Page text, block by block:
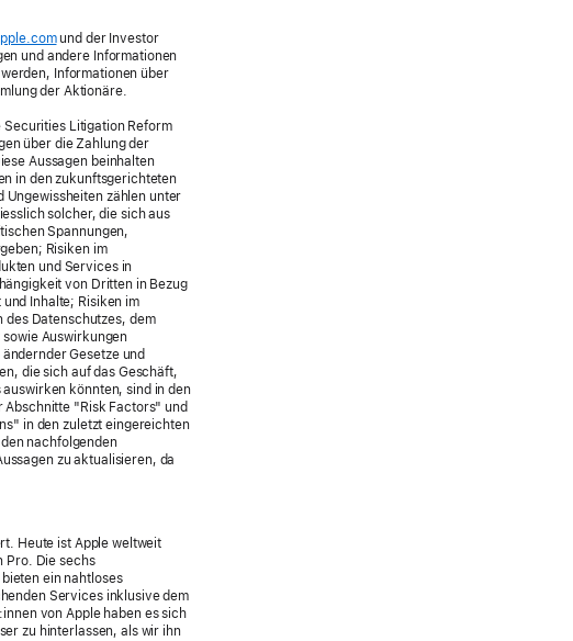
und der Investor
und andere Informationen
Informationen über
der Aktionäre.
Securities Litigation Reform
über die Zahlung der
Aussagen beinhalten
in den zukunftsgerichteten
Ungewissheiten zählen unter
solcher, die sich aus
Spannungen,
Risiken im
und Services in
von Dritten in Bezug
Inhalte; Risiken im
des Datenschutzes, dem
Auswirkungen
Gesetze und
die sich auf das Geschäft,
könnten, sind in den
Abschnitte "Risk Factors" und
in den zuletzt eingereichten
nachfolgenden
zu aktualisieren, da
Heute ist Apple weltweit
Pro. Die sechs
ein nahtloses
Services inklusive dem
von Apple haben es sich
zu hinterlassen, als wir ihn